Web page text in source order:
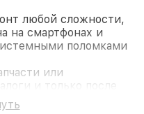
любой сложности,
на смартфонах и
поломками
или